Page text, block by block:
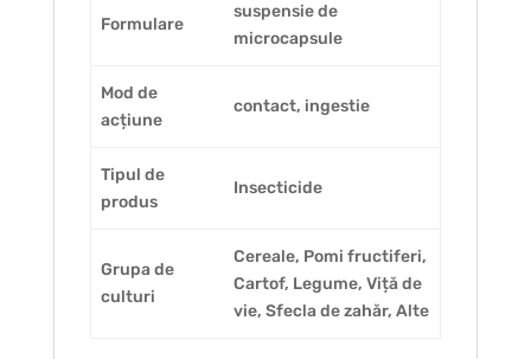
Formulare
suspensie de
microcapsule
Mod de
acțiune
contact, ingestie
Tipul de
produs
Insecticide
Grupa de
culturi
Cereale, Pomi fructiferi,
Cartof, Legume, Viță de
vie, Sfecla de zahăr, Alte